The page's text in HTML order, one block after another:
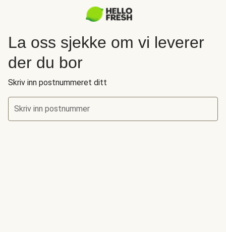
La oss sjekke om vi leverer
der du bor
Skriv inn postnummeret ditt
Skriv inn postnummer